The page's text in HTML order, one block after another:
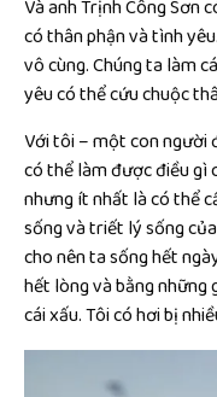
Và anh Trịnh Công Sơn
có thân phận và tình
vô cùng. Chúng ta làm
yêu có thể cứu chuộc
Với tôi – một con người
có thể làm được điều gì
nhưng ít nhất là có thể
sống và triết lý sống
cho nên ta sống hết
hết lòng và bằng những
cái xấu. Tôi có hơi bị